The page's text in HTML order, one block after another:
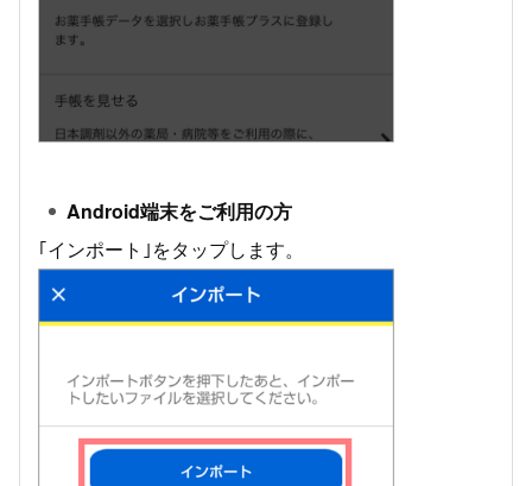
Android端末をご利用の方
｢インポート｣をタップします。